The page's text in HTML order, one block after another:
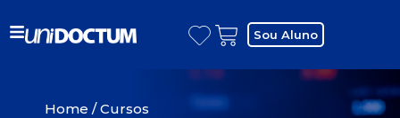
Sou Aluno
Home /Cursos